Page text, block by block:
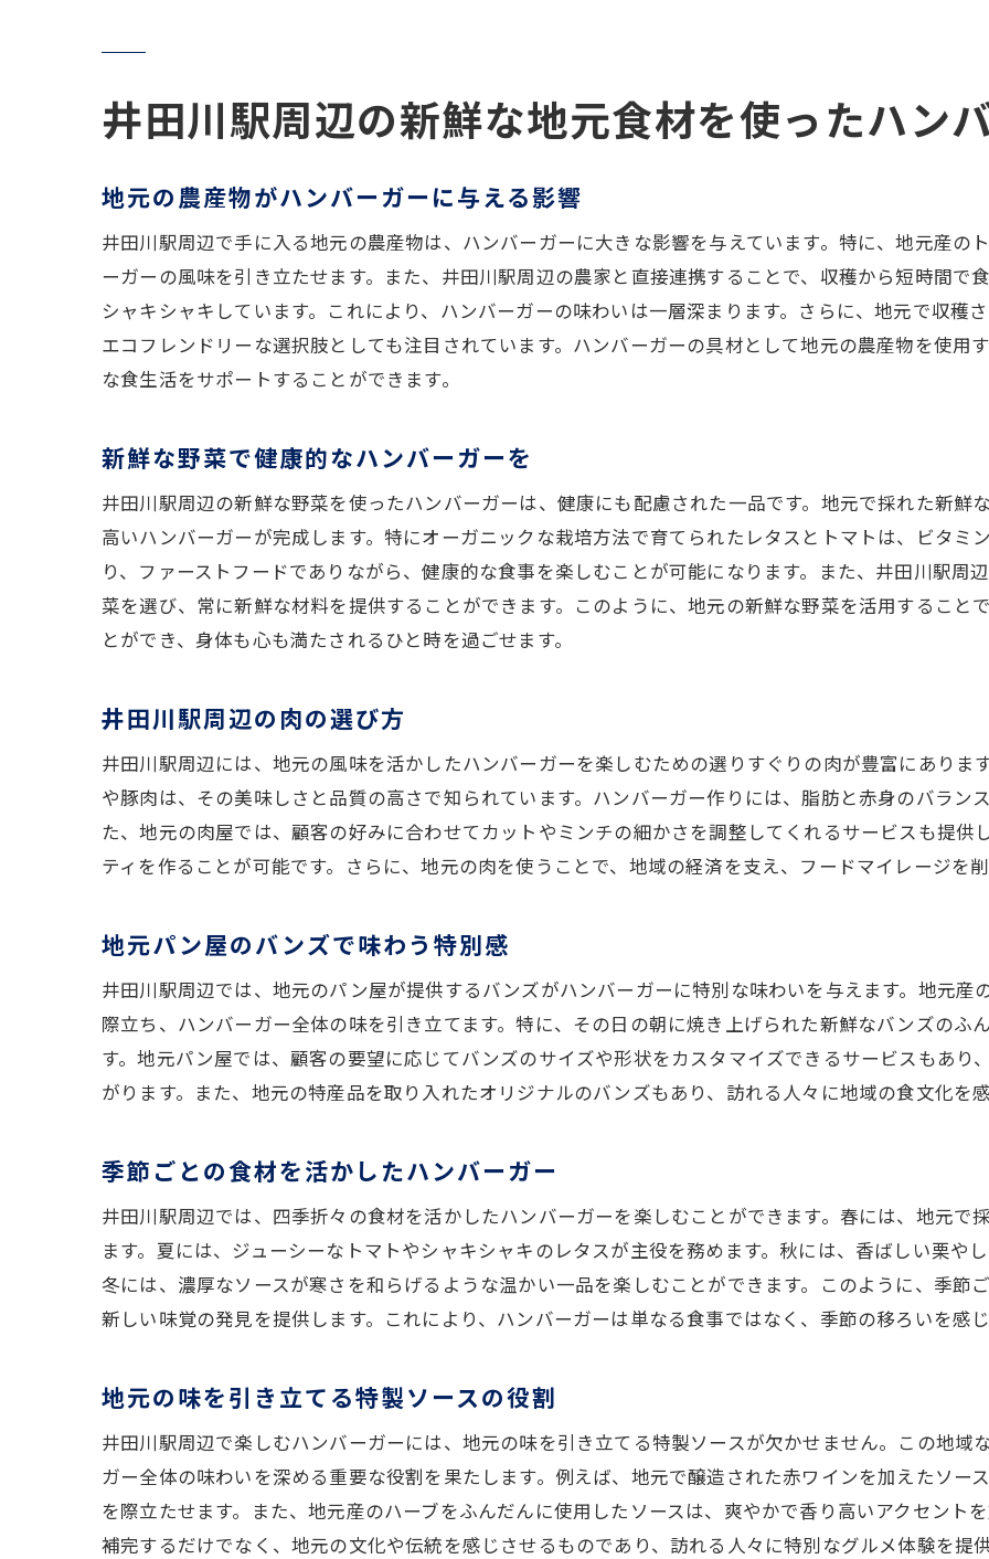
地元特産物で作るハンバーガー材料の選び方
井田川駅周辺の特産品を知る
新鮮さを保つための食材保存法
ハンバーガーに合う地元産チーズの選び方
食材の品質を見極めるポイント
地元市場での食材購入ガイド
新鮮な食材を選ぶためのチェックリスト
地元で人気のハンバーガー用食材
専門店で手に入るハンバーガー用特産品
地元の味をハンバーガーで楽しむための材料ガイド
地域の食文化を反映したハンバーガーレシピ
地元の味を最大限に引き出す焼き方
地元のお米を使った新しいハンバーガーの試み
シンプルな材料で作る地元風ハンバーガー
地元のパン屋で買うおすすめバンズ
地域特産の野菜を使ったトッピング
地元で愛されるチーズを使った贅沢なハンバーガー
駅近の市場で買える新鮮な食材
新鮮な地元食材を使ったハンバーガーの魅力を探る
素材本来の味を楽しめるハンバーガーの作り方
地元食材が生む独特の美味しさの秘密
新鮮な野菜がもたらす栄養価とその効能
地元の肉を使ったジューシーなパティの秘密
地元特産品を使ったハンバーガーの可能性
地元農産物で作るハンバーガーの美味しさの秘訣
地元の農産物が持つ隠れたポテンシャル
農産物の新鮮さを際立てる調理法
井田川駅周辺の新鮮な地元食材を使ったハン
地元の農産物がハンバーガーに与える影響
井田川駅周辺で手に入る地元の農産物は、ハンバーガーに大きな影響を与えています。特に、地元産の
ーガーの風味を引き立たせます。また、井田川駅周辺の農家と直接連携することで、収穫から短時間で
シャキシャキしています。これにより、ハンバーガーの味わいは一層深まります。さらに、地元で収穫
エコフレンドリーな選択肢としても注目されています。ハンバーガーの具材として地元の農産物を使用
な食生活をサポートすることができます。
新鮮な野菜で健康的なハンバーガーを
井田川駅周辺の新鮮な野菜を使ったハンバーガーは、健康にも配慮された一品です。地元で採れた新鮮
高いハンバーガーが完成します。特にオーガニックな栽培方法で育てられたレタスとトマトは、ビタミ
り、ファーストフードでありながら、健康的な食事を楽しむことが可能になります。また、井田川駅周
菜を選び、常に新鮮な材料を提供することができます。このように、地元の新鮮な野菜を活用すること
とができ、身体も心も満たされるひと時を過ごせます。
井田川駅周辺の肉の選び方
井田川駅周辺には、地元の風味を活かしたハンバーガーを楽しむための選りすぐりの肉が豊富にありま
や豚肉は、その美味しさと品質の高さで知られています。ハンバーガー作りには、脂肪と赤身のバラン
た、地元の肉屋では、顧客の好みに合わせてカットやミンチの細かさを調整してくれるサービスも提供
ティを作ることが可能です。さらに、地元の肉を使うことで、地域の経済を支え、フードマイレージを
地元パン屋のバンズで味わう特別感
井田川駅周辺では、地元のパン屋が提供するバンズがハンバーガーに特別な味わいを与えます。地元
際立ち、ハンバーガー全体の味を引き立てます。特に、その日の朝に焼き上げられた新鮮なバンズのふ
す。地元パン屋では、顧客の要望に応じてバンズのサイズや形状をカスタマイズできるサービスもあり
がります。また、地元の特産品を取り入れたオリジナルのバンズもあり、訪れる人々に地域の食文化を
季節ごとの食材を活かしたハンバーガー
井田川駅周辺では、四季折々の食材を活かしたハンバーガーを楽しむことができます。春には、地元で
ます。夏には、ジューシーなトマトやシャキシャキのレタスが主役を務めます。秋には、香ばしい栗や
冬には、濃厚なソースが寒さを和らげるような温かい一品を楽しむことができます。このように、季節
新しい味覚の発見を提供します。これにより、ハンバーガーは単なる食事ではなく、季節の移ろいを感
地元の味を引き立てる特製ソースの役割
井田川駅周辺で楽しむハンバーガーには、地元の味を引き立てる特製ソースが欠かせません。この地域
ガー全体の味わいを深める重要な役割を果たします。例えば、地元で醸造された赤ワインを加えたソー
を際立たせます。また、地元産のハーブをふんだんに使用したソースは、爽やかで香り高いアクセント
補完するだけでなく、地元の文化や伝統を感じさせるものであり、訪れる人々に特別なグルメ体験を提